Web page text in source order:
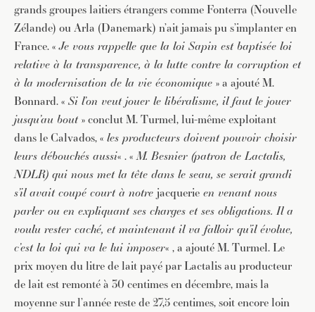
grands groupes laitiers étrangers comme Fonterra (Nouvelle
Zélande) ou Arla (Danemark) n’ait jamais pu s’implanter en
France. «Je vous rappelle que la loi Sapin est baptisée loi
relative à la transparence, à la lutte contre la corruption et
à la modernisation de la vie économique » a ajouté M.
Bonnard. « Si l’on veut jouer le libéralisme, il faut le jouer
jusqu’au bout» conclut M. Turmel, lui-même exploitant
dans le Calvados, « les producteurs doivent pouvoir choisir
leurs débouchés aussi« . «M. Besnier (patron de Lactalis,
NDLR) qui nous met la tête dans le seau, se serait grandi
s’il avait coupé court à notre jacquerie en venant nous
parler ou en expliquant ses charges et ses obligations. Il a
voulu rester caché, et maintenant il va falloir qu’il évolue,
c’est la loi qui va le lui imposer« , a ajouté M. Turmel. Le
prix moyen du litre de lait payé par Lactalis au producteur
de lait est remonté à 30 centimes en décembre, mais la
moyenne sur l’année reste de 27,5 centimes, soit encore loin